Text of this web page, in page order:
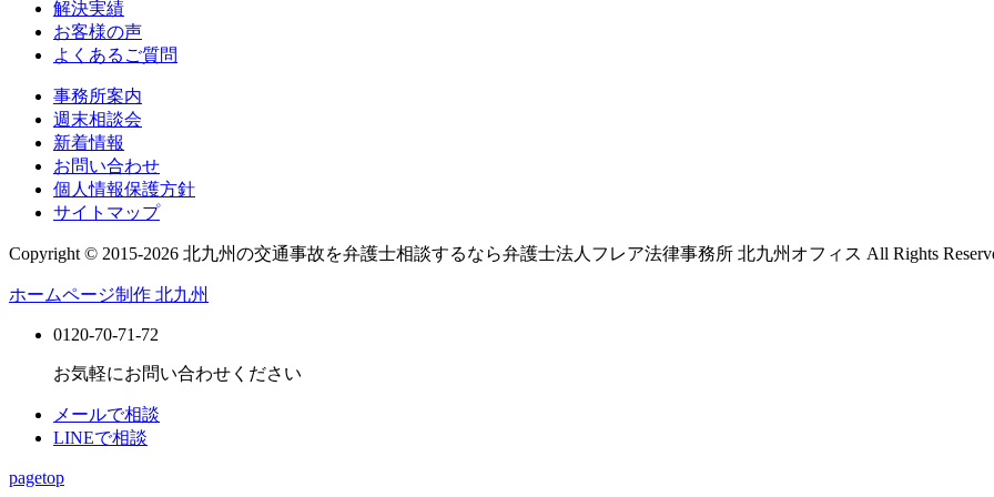
解決実績
お客様の声
よくあるご質問
事務所案内
週末相談会
新着情報
お問い合わせ
個人情報保護方針
サイトマップ
Copyright © 2015-2026 北九州の交通事故を弁護士相談するなら弁護士法人フレア法律事務所 北九州オフィス All Rights
ホームページ制作 北九州
0120-70-71-72
お気軽にお問い合わせください
メールで相談
LINEで相談
pagetop